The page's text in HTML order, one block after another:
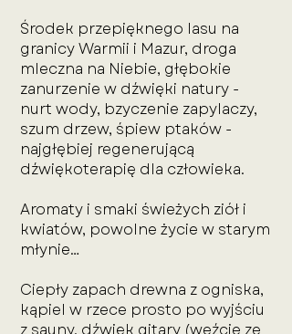
Środek przepięknego lasu na
granicy Warmii i Mazur, droga
mleczna na Niebie, głębokie
zanurzenie w dźwięki natury -
nurt wody, bzyczenie zapylaczy,
szum drzew, śpiew ptaków -
najgłębiej regenerującą
dźwiękoterapię dla człowieka.
Aromaty i smaki świeżych ziół i
kwiatów, powolne życie w starym
młynie…
Ciepły zapach drewna z ogniska,
kąpiel w rzece prosto po wyjściu